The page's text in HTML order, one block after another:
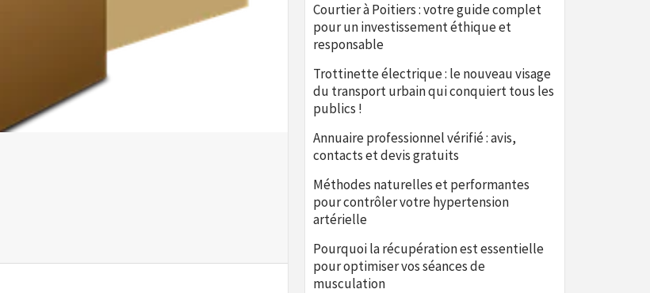
Courtier à Poitiers : votre guide complet
pour un investissement éthique et
responsable
Trottinette électrique : le nouveau visage
du transport urbain qui conquiert tous les
publics !
Annuaire professionnel vérifié : avis,
contacts et devis gratuits
Méthodes naturelles et performantes
pour contrôler votre hypertension
artérielle
Pourquoi la récupération est essentielle
pour optimiser vos séances de
musculation